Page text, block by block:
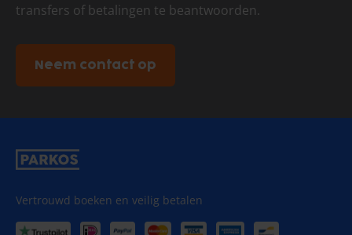
reizen.
Gemak.Het is niet nodig om vanaf het parkeerterrein naar
transfers of betalingen te beantwoorden.
Neem contact op
Vertrouwd boeken en veilig betalen